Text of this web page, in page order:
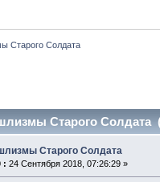
Старого Солдата
Старого Солдата
Старого Солдата
: 24 Сентября 2018, 07:26:29 »